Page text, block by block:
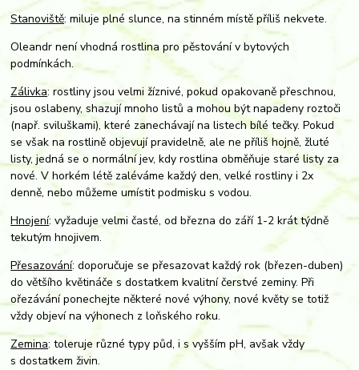
Stanoviště: miluje plné slunce, na stinném místě příliš nekvete.
Oleandr není vhodná rostlina pro pěstování v bytových
podmínkách.
Zálivka: rostliny jsou velmi žíznivé, pokud opakovaně přeschnou,
jsou oslabeny, shazují mnoho listů a mohou být napadeny roztoči
(např. sviluškami), které zanechávají na listech bílé tečky. Pokud
se však na rostlině objevují pravidelně, ale ne příliš hojně, žluté
listy, jedná se o normální jev, kdy rostlina obměňuje staré listy za
nové. V horkém létě zaléváme každý den, velké rostliny i 2x
denně, nebo můžeme umístit podmisku s vodou.
Hnojení: vyžaduje velmi časté, od března do září 1-2 krát týdně
tekutým hnojivem.
Přesazování: doporučuje se přesazovat každý rok (březen-duben)
do většího květináče s dostatkem kvalitní čerstvé zeminy. Při
ořezávání ponechejte některé nové výhony, nové květy se totiž
vždy objeví na výhonech z loňského roku.
Zemina: toleruje různé typy půd, i s vyšším pH, avšak vždy
s dostatkem živin.